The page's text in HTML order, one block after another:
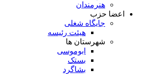
هنرمندان
اعضا حزب
جایگاه شغلی
هیئت رئیسه
شهرستان ها
ابوموسی
بستک
بشاگرد